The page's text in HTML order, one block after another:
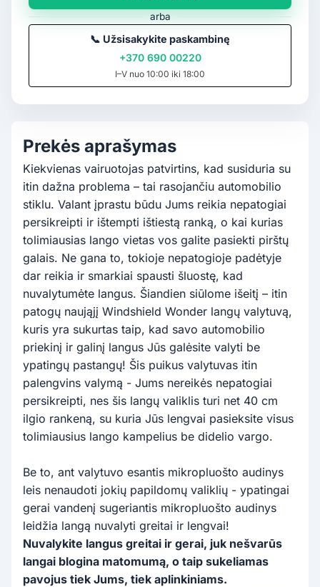
arba
📞 Užsisakykite paskambinę
+370 690 00220
I–V nuo 10:00 iki 18:00
Prekės aprašymas
Kiekvienas vairuotojas patvirtins, kad susiduria su
itin dažna problema – tai rasojančiu automobilio
stiklu. Valant įprastu būdu Jums reikia nepatogiai
persikreipti ir ištempti ištiestą ranką, o kai kurias
tolimiausias lango vietas vos galite pasiekti pirštų
galais. Ne gana to, tokioje nepatogioje padėtyje
dar reikia ir smarkiai spausti šluostę, kad
nuvalytumėte langus. Šiandien siūlome išeitį – itin
patogų naująjį Windshield Wonder langų valytuvą,
kuris yra sukurtas taip, kad savo automobilio
priekinį ir galinį langus Jūs galėsite valyti be
ypatingų pastangų! Šis puikus valytuvas itin
palengvins valymą - Jums nereikės nepatogiai
persikreipti, nes šis langų valiklis turi net 40 cm
ilgio rankeną, su kuria Jūs lengvai pasieksite visus
tolimiausius lango kampelius be didelio vargo.
Be to, ant valytuvo esantis mikropluošto audinys
leis nenaudoti jokių papildomų valiklių - ypatingai
gerai vandenį sugeriantis mikropluošto audinys
leidžia langą nuvalyti greitai ir lengvai!
Nuvalykite langus greitai ir gerai, juk nešvarūs
langai blogina matomumą, o taip sukeliamas
pavojus tiek Jums, tiek aplinkiniams.